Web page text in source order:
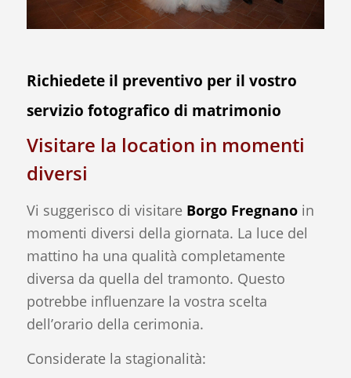
Richiedete il preventivo per il vostro
servizio fotografico di matrimonio
Visitare la location in momenti
diversi
Vi suggerisco di visitare Borgo Fregnanoin
momenti diversi della giornata. La luce del
mattino ha una qualità completamente
diversa da quella del tramonto. Questo
potrebbe influenzare la vostra scelta
dell’orario della cerimonia.
Considerate la stagionalità: